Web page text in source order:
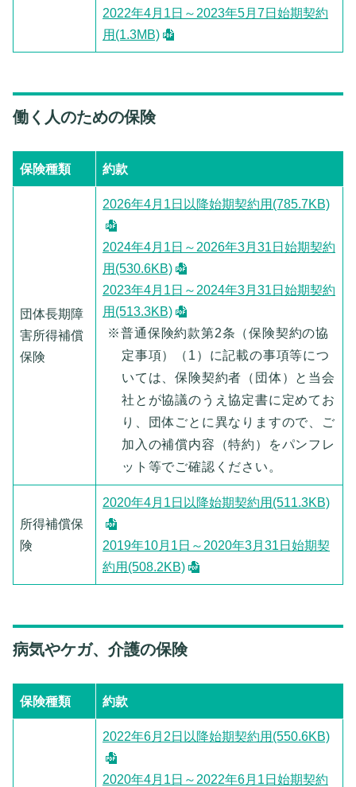
2022年4月1日～2023年5月7日始期契約
用(1.3MB)
働く人のための保険
保険種類 約款
団体長期障
害所得補償
保険
2026年4月1日以降始期契約用(785.7KB)
2024年4月1日～2026年3月31日始期契約
用(530.6KB)
2023年4月1日～2024年3月31日始期契約
用(513.3KB)
※普通保険約款第2条（保険契約の協
定事項）（1）に記載の事項等につ
いては、保険契約者（団体）と当会
社とが協議のうえ協定書に定めてお
り、団体ごとに異なりますので、ご
加入の補償内容（特約）をパンフレ
ット等でご確認ください。
所得補償保
険
2020年4月1日以降始期契約用(511.3KB)
2019年10月1日～2020年3月31日始期契
約用(508.2KB)
病気やケガ、介護の保険
保険種類 約款
2022年6月2日以降始期契約用(550.6KB)
2020年4月1日～2022年6月1日始期契約